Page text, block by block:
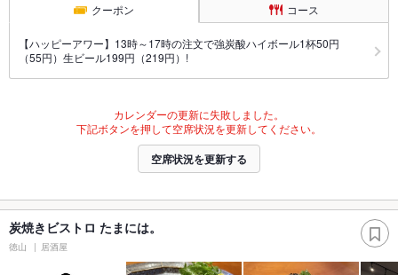
クーポン コース
【ハッピーアワー】13時～17時の注文で強炭酸ハイボール1杯50円
（55円）生ビール199円（219円）!
カレンダーの更新に失敗しました。
下記ボタンを押して空席状況を更新してください。
空席状況を更新する
炭焼きビストロ たまには。
徳山 居酒屋